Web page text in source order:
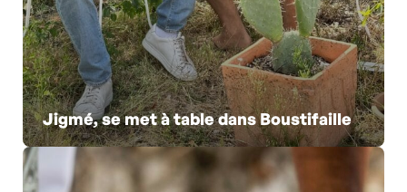
Jigmé, se met à table dans Boustifaille